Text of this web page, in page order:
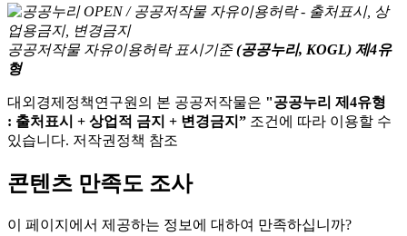
공공저작물 자유이용허락 표시기준 (공공누리, KOGL) 제4유
형
대외경제정책연구원의 본 공공저작물은 "공공누리 제4유형
: 출처표시 + 상업적 금지 + 변경금지” 조건에 따라 이용할 수
있습니다. 저작권정책 참조
콘텐츠 만족도 조사
이 페이지에서 제공하는 정보에 대하여 만족하십니까?